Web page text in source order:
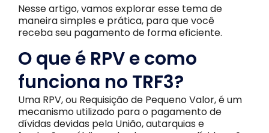
Nesse artigo, vamos explorar esse tema de
maneira simples e prática, para que você
receba seu pagamento de forma eficiente.
O que é RPV e como
funciona no TRF3?
Uma RPV, ou Requisição de Pequeno Valor, é um
mecanismo utilizado para o pagamento de
dívidas devidas pela União, autarquias e